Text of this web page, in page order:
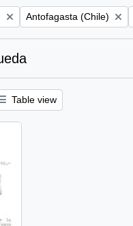
Remove filter:
Antofagasta (Chile)
Table view